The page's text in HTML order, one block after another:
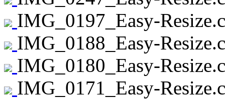
IMG_0197_Easy-
IMG_0188_Easy-
IMG_0180_Easy-
IMG_0171_Easy-